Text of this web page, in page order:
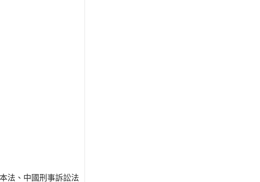
法、中國刑事訴訟法